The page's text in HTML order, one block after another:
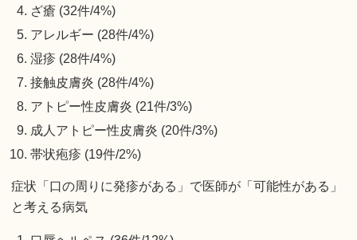
ざ瘡 (32件/4%)
アレルギー (28件/4%)
湿疹 (28件/4%)
接触皮膚炎 (28件/4%)
アトピー性皮膚炎 (21件/3%)
成人アトピー性皮膚炎 (20件/3%)
帯状疱疹 (19件/2%)
症状「口の周りに発疹がある」で医師が「可能性がある」
と考える病気